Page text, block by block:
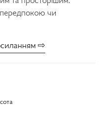
передпокою чи
⇨